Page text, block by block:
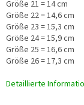
Größe 21 = 14 cm
Größe 22 = 14,6 cm
Größe 23 = 15,3 cm
Größe 24 = 15,9 cm
Größe 25 = 16,6 cm
Größe 26 = 17,3 cm
Detaillierte